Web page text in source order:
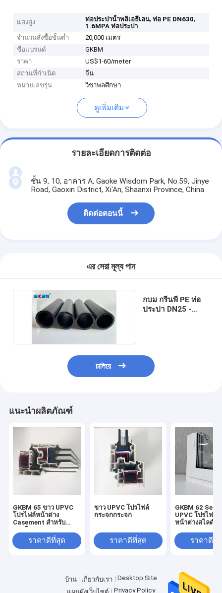
แสงสูง ท่อประปาน้ําพลิเอธีเลน,ท่อ PE DN630,
1.6MPA ท่อประปา
จำนวนสั่งซื้อขั้นต่ำ
20,000 เมตร
ชื่อแบรนด์
GKBM
ราคา
US$1-60/meter
สถานที่กำเนิด
จีน
หมายเลขรุ่น
วิชาพลศึกษา
ดูเพิ่มเติม
รายละเอียดการติดต่อ
ชั้น 9, 10, อาคาร A, Gaoke Wisdom Park, No.59, Jinye
Road, Gaoxin District, Xi'An, Shaanxi Province, China
ติดต่อตอนนี้
এর সেরা মূল্য পান
กบม กรีนพี PE ท่อ
ประปา DN25 -
চালিয়ে
แนะนำผลิตภัณฑ์
GKBM 65 ขาว UPVC
โปรไฟล์หน้าต่าง
Casement สําหรับ
ราคาดีที่สุด
ขาว UPVC โปรไฟล์
กระจกกระจก
ราคาดีที่สุด
GKBM 62
UPVC โปรไฟล์
หน้าต่างสไลด์
ราคาดีที่
บ้าน เกี่ยวกับเรา
Desktop Site
Privacy Policy